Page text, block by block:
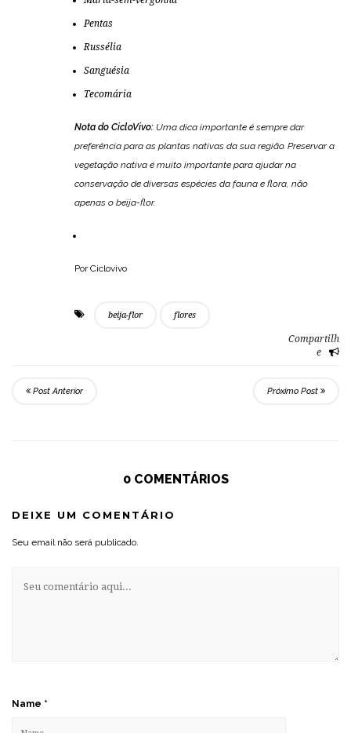
Pentas
Russélia
Sanguésia
Tecomária
Nota do CicloVivo: Uma dica importante é sempre dar
preferência para as plantas nativas da sua região. Preservar a
vegetação nativa é muito importante para ajudar na
conservação de diversas espécies da fauna e flora, não
apenas o beija-flor.
Por Ciclovivo
beija-flor flores
Compartilh
e
Post Anterior Próximo Post
0 COMENTÁRIOS
DEIXE UM COMENTÁRIO
Seu email não será publicado.
Name *